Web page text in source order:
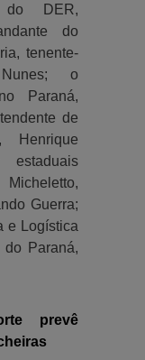
do DER,
do
tenente-
o
Paraná,
de
Henrique
estaduais
Guerra;
e Logística
Paraná,
prevê